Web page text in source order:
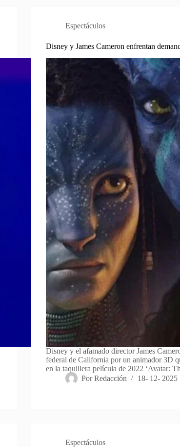
Espectáculos
Disney y James Cameron enfrentan
Disney y el afamado director James
federal de California por un animador 3D
en la taquillera película de 2022 ‘Avatar:
Por Redacción 18- 12- 2025
Espectáculos